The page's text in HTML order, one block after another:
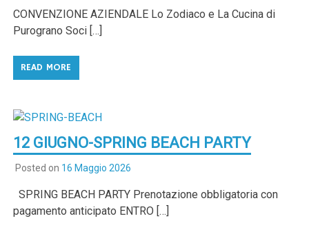
CONVENZIONE AZIENDALE Lo Zodiaco e La Cucina di
Purograno Soci […]
READ MORE
12 GIUGNO-SPRING BEACH PARTY
Posted on 16 Maggio 2026
SPRING BEACH PARTY Prenotazione obbligatoria con
pagamento anticipato ENTRO […]